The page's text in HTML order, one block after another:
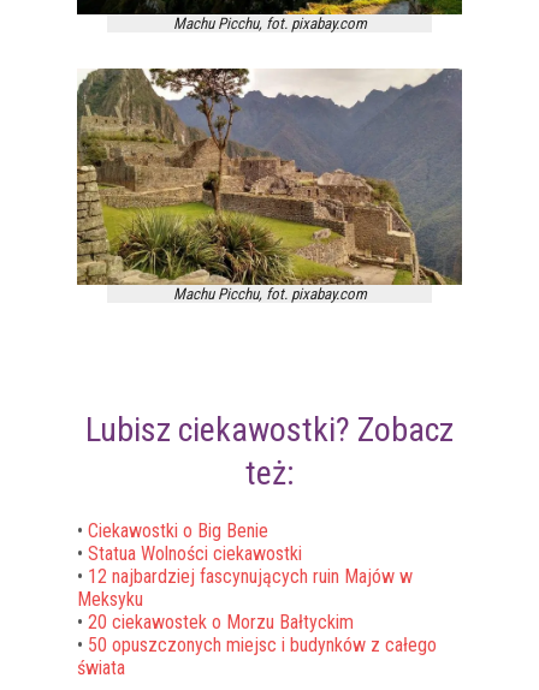
Machu Picchu, fot. pixabay.com
Machu Picchu, fot. pixabay.com
Lubisz ciekawostki? Zobacz
też:
• Ciekawostki o Big Benie
• Statua Wolności ciekawostki
• 12 najbardziej fascynujących ruin Majów w
Meksyku
• 20 ciekawostek o Morzu Bałtyckim
• 50 opuszczonych miejsc i budynków z całego
świata